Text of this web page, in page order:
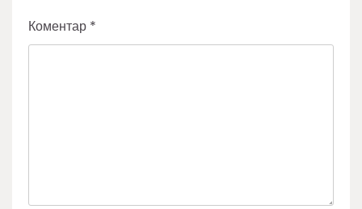
Коментар *